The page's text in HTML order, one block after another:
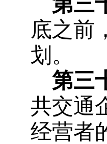
底之前
划。
第三
共交通
经营者